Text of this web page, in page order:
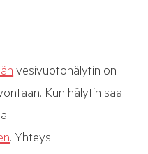
vesivuotohälytin on
Kun hälytin saa
. Yhteys